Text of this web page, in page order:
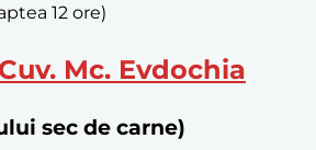
12 ore)
Mc. Evdochia
sec de carne)